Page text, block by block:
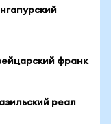
франк
реал